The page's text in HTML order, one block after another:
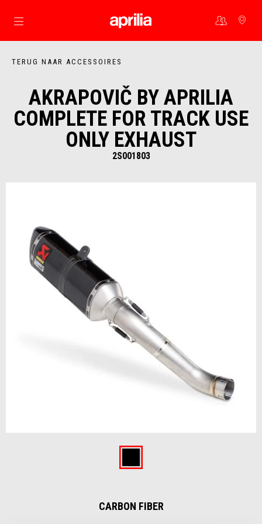
Ga naar de hoofdcontent
TERUG NAAR ACCESSOIRES
AKRAPOVIČ BY APRILIA
COMPLETE FOR TRACK USE
ONLY EXHAUST
2S001803
CARBON FIBER